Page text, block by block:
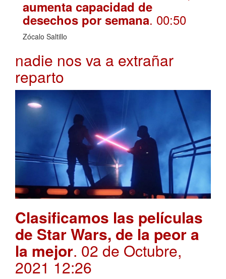
aumenta capacidad de
desechos por semana. 00:50
Zócalo Saltillo
nadie nos va a extrañar
reparto
Clasificamos las películas
de Star Wars, de la peor a
la mejor. 02 de Octubre,
2021 12:26